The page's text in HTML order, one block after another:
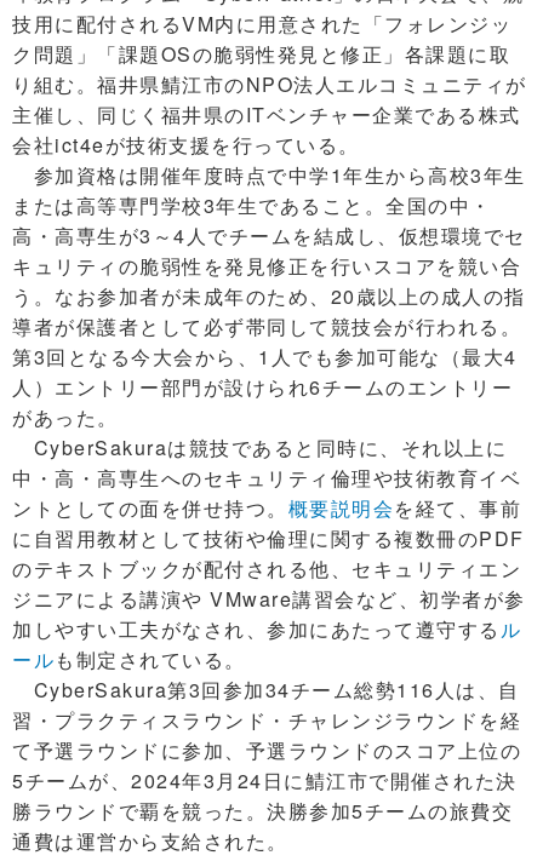
技用に配付されるVM内に用意された「フォレンジッ
ク問題」「課題OSの脆弱性発見と修正」各課題に取
り組む。福井県鯖江市のNPO法人エルコミュニティが
主催し、同じく福井県のITベンチャー企業である株式
会社ict4eが技術支援を行っている。
参加資格は開催年度時点で中学1年生から高校3年生
または高等専門学校3年生であること。全国の中・
高・高専生が3～4人でチームを結成し、仮想環境でセ
キュリティの脆弱性を発見修正を行いスコアを競い合
う。なお参加者が未成年のため、20歳以上の成人の指
導者が保護者として必ず帯同して競技会が行われる。
第3回となる今大会から、1人でも参加可能な（最大4
人）エントリー部門が設けられ6チームのエントリー
があった。
CyberSakuraは競技であると同時に、それ以上に
中・高・高専生へのセキュリティ倫理や技術教育イベ
ントとしての面を併せ持つ。 概要説明会を経て、事前
に自習用教材として技術や倫理に関する複数冊のPDF
のテキストブックが配付される他、セキュリティエン
ジニアによる講演や VMware講習会など、初学者が参
加しやすい工夫がなされ、参加にあたって遵守する ル
ールも制定されている。
CyberSakura第3回参加34チーム総勢116人は、自
習・プラクティスラウンド・チャレンジラウンドを経
て予選ラウンドに参加、予選ラウンドのスコア上位の
5チームが、2024年3月24日に鯖江市で開催された決
勝ラウンドで覇を競った。決勝参加5チームの旅費交
通費は運営から支給された。